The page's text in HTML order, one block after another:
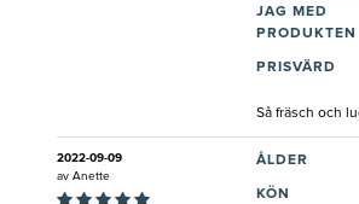
JAG MED
PRODUKTEN
PRISVÄRD
Så fräsch och
2022-09-09
av Anette
ÅLDER
KÖN